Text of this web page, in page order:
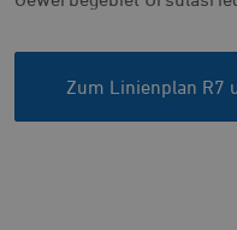
Zum Linienplan R7